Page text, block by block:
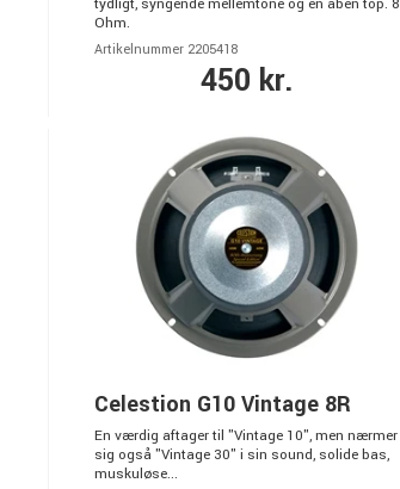
Ohm.
Artikelnummer 2205418
450 kr.
Celestion G10 Vintage 8R
En værdig aftager til "Vintage 10", men nærmer
sig også "Vintage 30" i sin sound, solide bas,
muskuløse...